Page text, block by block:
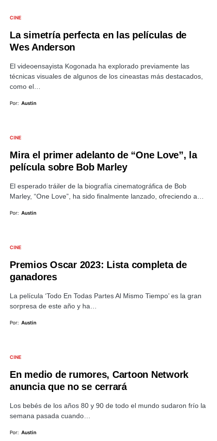
CINE
La simetría perfecta en las películas de
Wes Anderson
El videoensayista Kogonada ha explorado previamente las
técnicas visuales de algunos de los cineastas más destacados,
como el…
Por: Austin
CINE
Mira el primer adelanto de “One Love”, la
película sobre Bob Marley
El esperado tráiler de la biografía cinematográfica de Bob
Marley, “One Love”, ha sido finalmente lanzado, ofreciendo a…
Por: Austin
CINE
Premios Oscar 2023: Lista completa de
ganadores
La película ‘Todo En Todas Partes Al Mismo Tiempo’ es la gran
sorpresa de este año y ha…
Por: Austin
CINE
En medio de rumores, Cartoon Network
anuncia que no se cerrará
Los bebés de los años 80 y 90 de todo el mundo sudaron frío la
semana pasada cuando…
Por: Austin